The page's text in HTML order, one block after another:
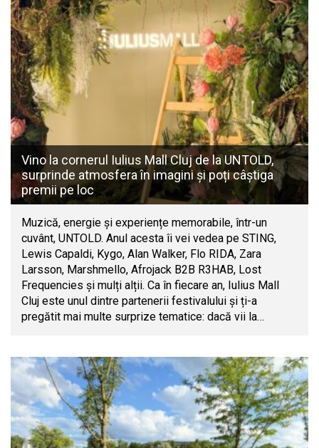
Vino la cornerul Iulius Mall Cluj de la UNTOLD,
surprinde atmosfera în imagini și poți câștiga
premii pe loc
Muzică, energie și experiențe memorabile, într-un
cuvânt, UNTOLD. Anul acesta îi vei vedea pe STING,
Lewis Capaldi, Kygo, Alan Walker, Flo RIDA, Zara
Larsson, Marshmello, Afrojack B2B R3HAB, Lost
Frequencies și mulți alții. Ca în fiecare an, Iulius Mall
Cluj este unul dintre partenerii festivalului și ți-a
pregătit mai multe surprize tematice: dacă vii la…